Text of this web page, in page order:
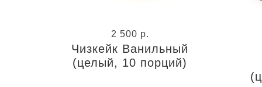
2 500 р.
Чизкейк Ванильный
(целый, 10 порций)